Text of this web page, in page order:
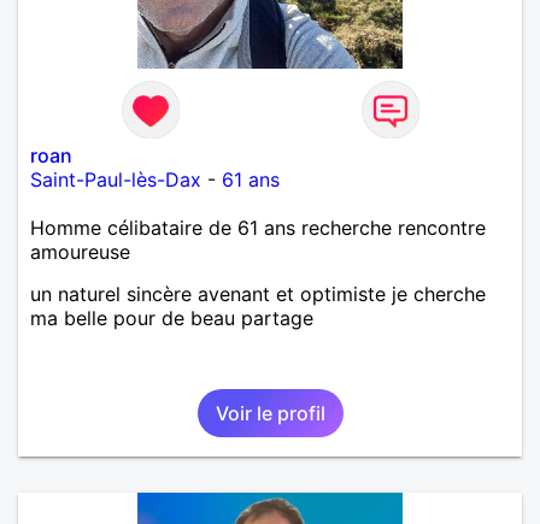
roan
Saint-Paul-lès-Dax - 61 ans
Homme célibataire de 61 ans recherche rencontre
amoureuse
un naturel sincère avenant et optimiste je cherche
ma belle pour de beau partage
Voir le profil